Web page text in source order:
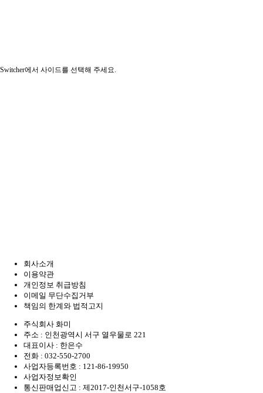
Switcher에서 사이드를 선택해 주세요.
회사소개
이용약관
개인정보 취급방침
이메일 무단수집거부
책임의 한계와 법적고지
주식회사 화미
주소 : 인천광역시 서구 열우물로 221
대표이사 : 한은수
전화 : 032-550-2700
사업자등록번호 : 121-86-19950
사업자정보확인
통신판매업신고 : 제2017-인천서구-1058호